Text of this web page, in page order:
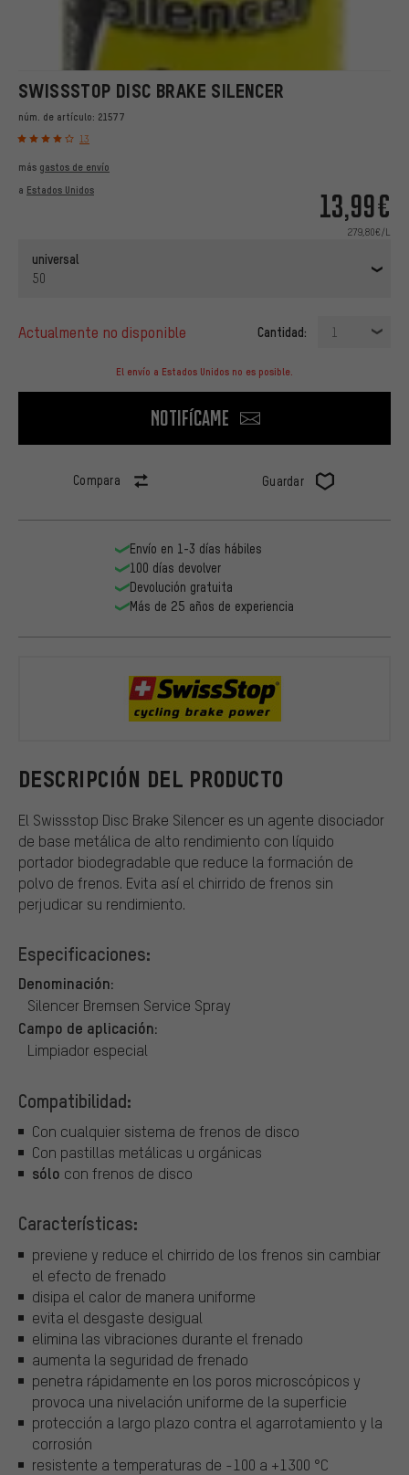
SWISSSTOP DISC BRAKE SILENCER
núm. de artículo: 21577
13
13,99€
279,80€/L
más gastos de envío
a Estados Unidos
universal
50
actualmente no disponible Cantidad: 1
El envío a Estados Unidos no es posible.
Notifícame
Compara Guardar
DESCRIPCIÓN DEL PRODUCTO
El Swissstop Disc Brake Silencer es un agente disociador
de base metálica de alto rendimiento con líquido
portador biodegradable que reduce la formación de
polvo de frenos. Evita así el chirrido de frenos sin
perjudicar su rendimiento.
Especificaciones:
Denominación:
Silencer Bremsen Service Spray
Campo de aplicación:
Limpiador especial
Compatibilidad:
Con cualquier sistema de frenos de disco
Con pastillas metálicas u orgánicas
sólo con frenos de disco
Características:
previene y reduce el chirrido de los frenos sin cambiar
el efecto de frenado
disipa el calor de manera uniforme
evita el desgaste desigual
elimina las vibraciones durante el frenado
aumenta la seguridad de frenado
penetra rápidamente en los poros microscópicos y
provoca una nivelación uniforme de la superficie
protección a largo plazo contra el agarrotamiento y la
corrosión
resistente a temperaturas de -100 a +1300 °C
Envío en 1-3 días hábiles
100 días devolver
Devolución gratuita
Más de 25 años de experiencia